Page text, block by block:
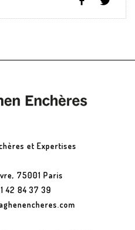
et Expertises
75001 Paris
42 84 37 39